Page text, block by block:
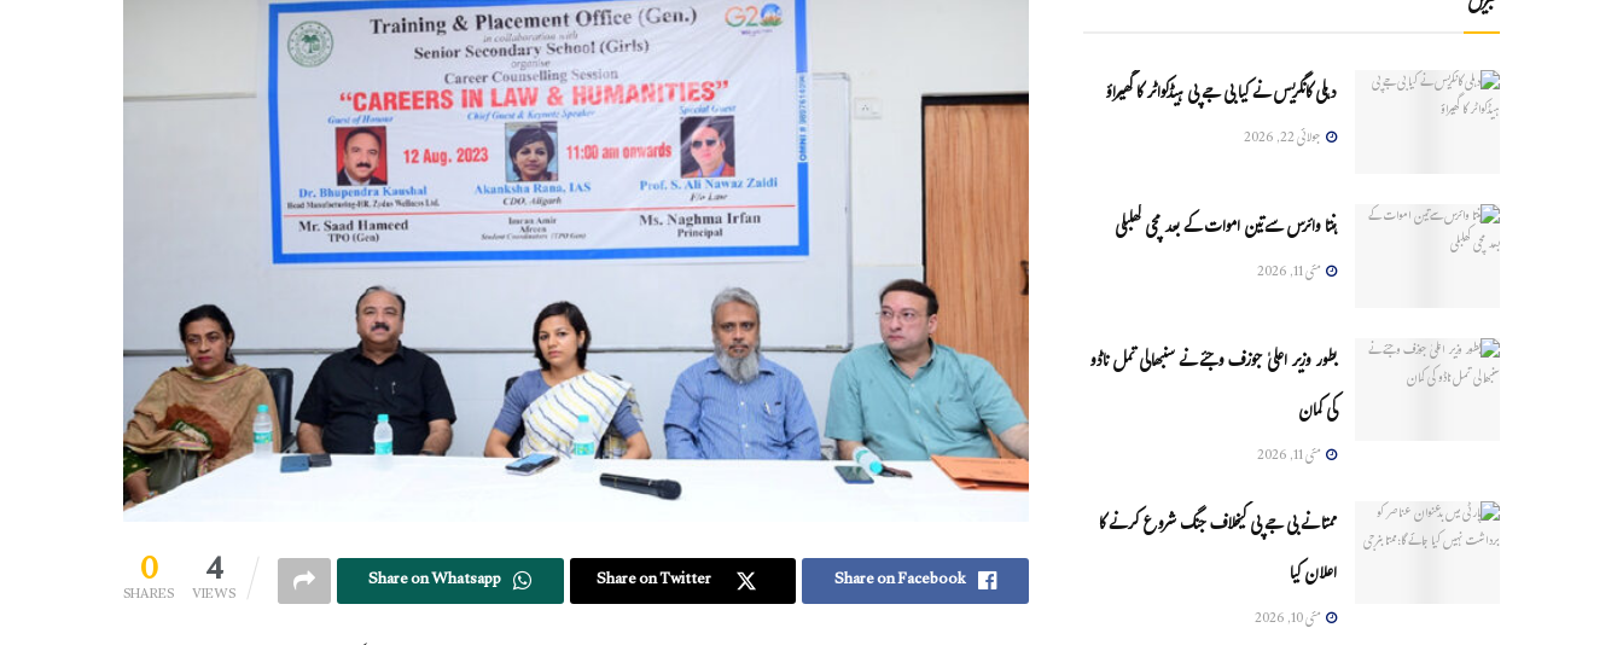
0
SHARES 4
VIEWS Share on Facebook
Share on Twitter
Share on Whatsapp
دہلی کانگریس نے کیا بی جے پی ہیڈکواٹر کا گھیراؤ
جولائی 22, 2026
ہنتا وائرس سےتین اموات کے بعد مچی کھلبلی
مئی 11, 2026
بطور وزیر اعلیٰ جوزف وجئے نے سنبھالی تمل ناڈو
کی کمان
مئی 11, 2026
ممتا نے بی جے پی کیخلاف جنگ شروع کرنے کا
اعلان کیا
مئی 10, 2026